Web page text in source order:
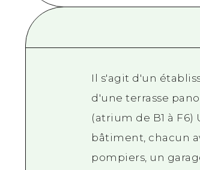
Il s'agit d'un
d'une terrasse
(atrium de B1 à
bâtiment, chacun
pompiers, un